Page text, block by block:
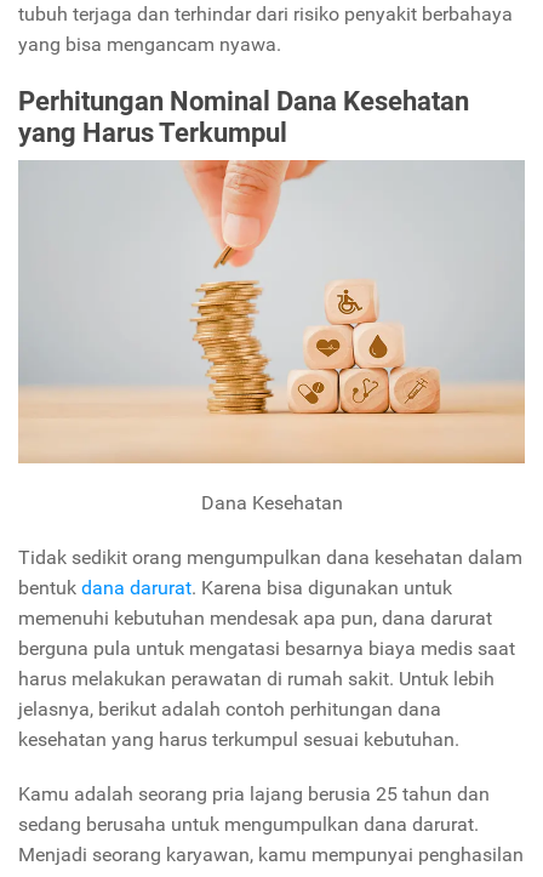
tubuh terjaga dan terhindar dari risiko penyakit berbahaya
yang bisa mengancam nyawa.
Perhitungan Nominal Dana Kesehatan
yang Harus Terkumpul
Dana Kesehatan
Tidak sedikit orang mengumpulkan dana kesehatan dalam
bentuk dana darurat. Karena bisa digunakan untuk
memenuhi kebutuhan mendesak apa pun, dana darurat
berguna pula untuk mengatasi besarnya biaya medis saat
harus melakukan perawatan di rumah sakit. Untuk lebih
jelasnya, berikut adalah contoh perhitungan dana
kesehatan yang harus terkumpul sesuai kebutuhan.
Kamu adalah seorang pria lajang berusia 25 tahun dan
sedang berusaha untuk mengumpulkan dana darurat.
Menjadi seorang karyawan, kamu mempunyai penghasilan